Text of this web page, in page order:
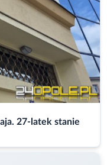
27-latek stanie